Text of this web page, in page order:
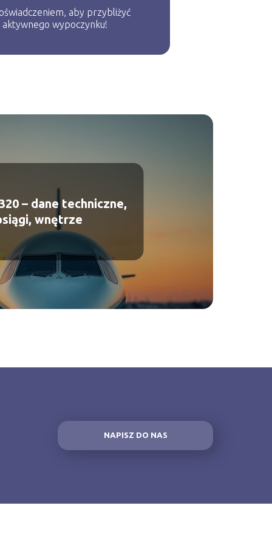
aby przybliżyć
wypoczynku!
– dane techniczne,
wnętrze
NAPISZ DO NAS